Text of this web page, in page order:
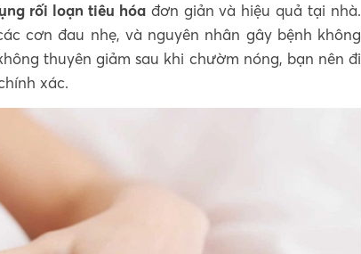
rối loạn tiêu hóađơn giản và hiệu quả tại nhà.
cơn đau nhẹ, và nguyên nhân gây bệnh không
thuyên giảm sau khi chườm nóng, bạn nên đi
xác.